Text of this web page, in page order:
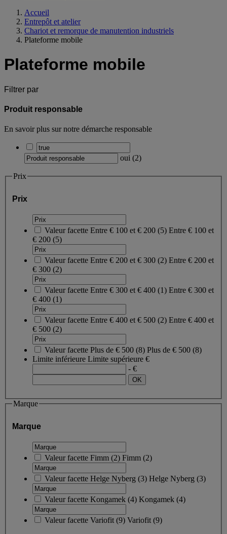
Accueil
Entrepôt et atelier
Chariot et remorque de manutention industriels
Plateforme mobile
Plateforme mobile
Filtrer par
Produit responsable
En savoir plus sur notre démarche responsable
oui (2)
Prix
Prix
Valeur facette Entre € 100 et € 200 (5) Entre € 100 et
€ 200 (5)
Valeur facette Entre € 200 et € 300 (2) Entre € 200 et
€ 300 (2)
Valeur facette Entre € 300 et € 400 (1) Entre € 300 et
€ 400 (1)
Valeur facette Entre € 400 et € 500 (2) Entre € 400 et
€ 500 (2)
Valeur facette Plus de € 500 (8) Plus de € 500 (8)
Limite inférieure Limite supérieure €
- €
Marque
Marque
Valeur facette Fimm (2) Fimm (2)
Valeur facette Helge Nyberg (3) Helge Nyberg (3)
Valeur facette Kongamek (4) Kongamek (4)
Valeur facette Variofit(9) Variofit(9)